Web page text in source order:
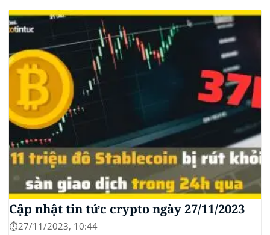
một nửa Bitcoin làm...
Cập nhật tin tức crypto ngày 27/11/2023
⏱️27/11/2023, 10:44